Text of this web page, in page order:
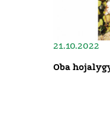
21.10.2022
Oba